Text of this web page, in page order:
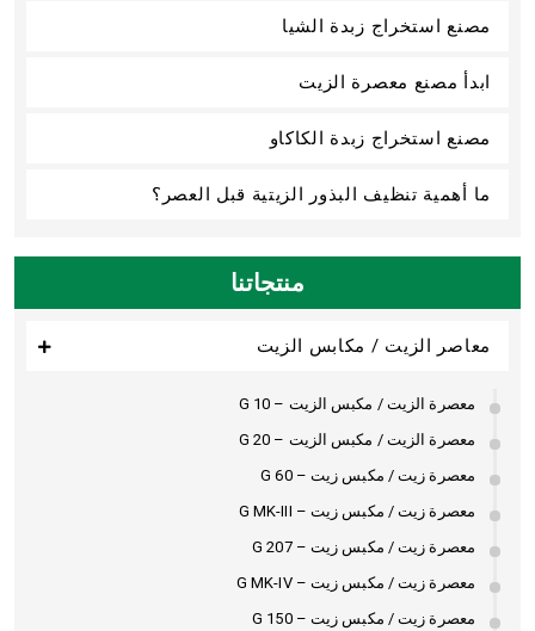
مصنع استخراج زبدة الشيا
ابدأ مصنع معصرة الزيت
مصنع استخراج زبدة الكاكاو
ما أهمية تنظيف البذور الزيتية قبل العصر؟
منتجاتنا
معاصر الزيت / مكابس الزيت
معصرة الزيت / مكبس الزيت – G 10
معصرة الزيت / مكبس الزيت – G 20
معصرة زيت / مكبس زيت – G 60
معصرة زيت / مكبس زيت – G MK-III
معصرة زيت / مكبس زيت – G 207
معصرة زيت / مكبس زيت – G MK-IV
معصرة زيت / مكبس زيت – G 150